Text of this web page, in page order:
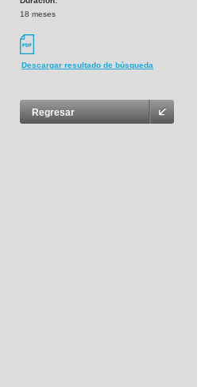
18 meses
Descargar resultado de búsqueda
Regresar